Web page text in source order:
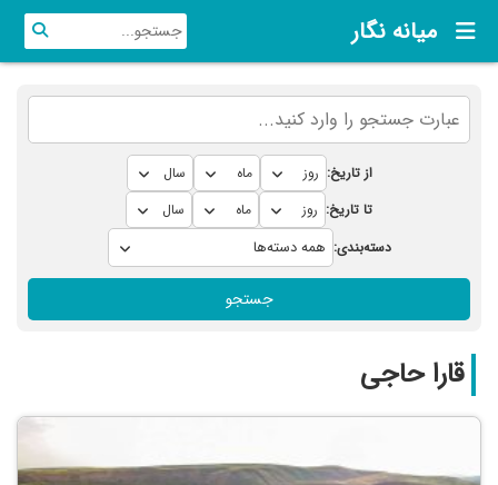
میانه نگار
از تاریخ:
تا تاریخ:
دسته‌بندی:
جستجو
قارا حاجی